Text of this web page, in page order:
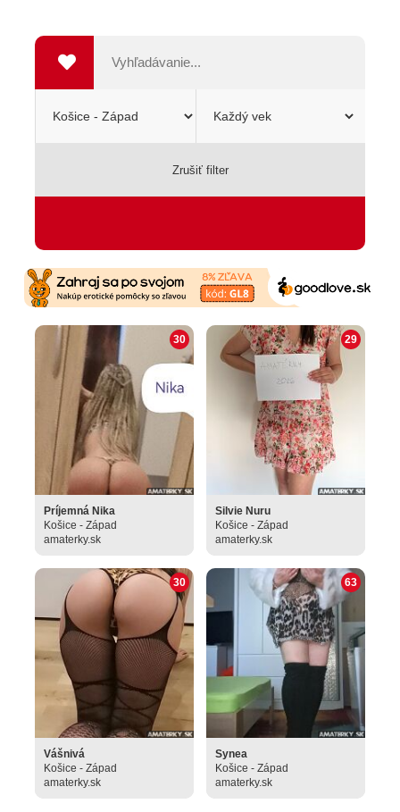
Zrušiť filter
Príjemná Nika
30
Košice - Západ
amaterky.sk
Silvie Nuru
29
Košice - Západ
amaterky.sk
Vášnivá
30
Košice - Západ
amaterky.sk
Synea
63
Košice - Západ
amaterky.sk